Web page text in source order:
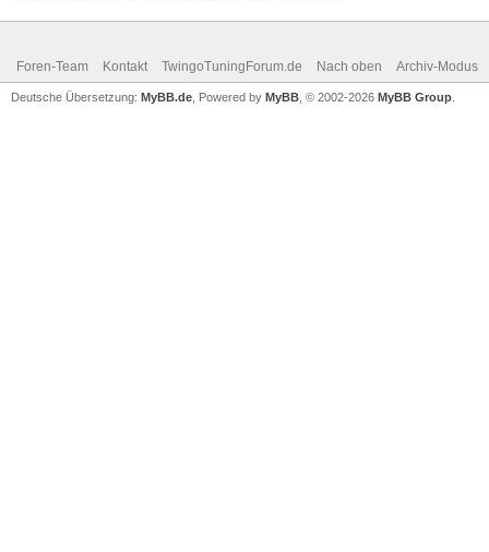
Foren-Team Kontakt TwingoTuningForum.de Nach oben Archiv-Modus
Deutsche Übersetzung: MyBB.de , Powered by MyBB , © 2002-2026 MyBB Group